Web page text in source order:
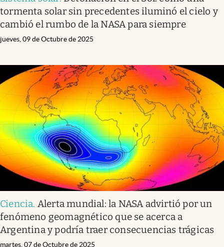
tormenta solar sin precedentes iluminó el cielo y
cambió el rumbo de la NASA para siempre
jueves, 09 de Octubre de 2025
Ciencia. Alerta mundial: la NASA advirtió por un
fenómeno geomagnético que se acerca a
Argentina y podría traer consecuencias trágicas
martes, 07 de Octubre de 2025